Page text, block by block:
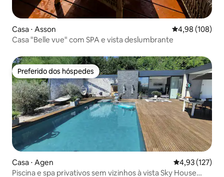
Casa ⋅ Asson 4,98 de uma
4,98 (108)
Casa "Belle vue" com SPA e vista deslumbrante
Preferido dos hóspedes
Preferido dos hóspedes
Casa ⋅ Agen 4,93 de uma
4,93 (127)
Piscina e spa privativos sem vizinhos à vista Sky House